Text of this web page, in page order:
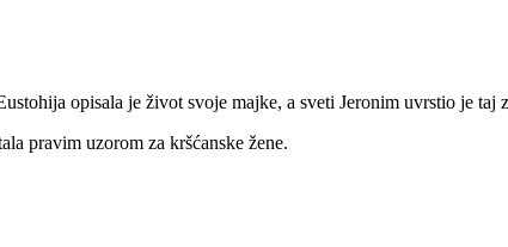
opisala je život svoje majke, a sveti Jeronim uvrstio je taj
pravim uzorom za kršćanske žene.